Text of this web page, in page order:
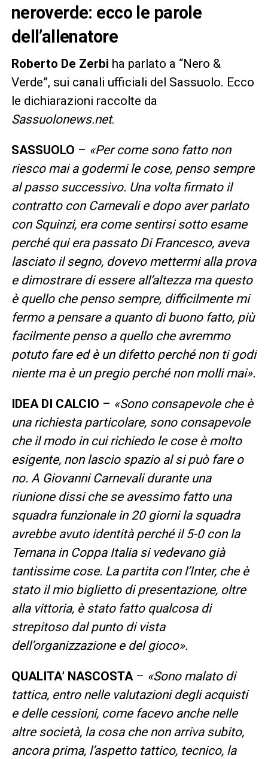
neroverde: ecco le parole
dell’allenatore
Roberto De Zerbi ha parlato a “Nero &
Verde”, sui canali ufficiali del Sassuolo. Ecco
le dichiarazioni raccolte da
Sassuolonews.net.
SASSUOLO – «Per come sono fatto non
riesco mai a godermi le cose, penso sempre
al passo successivo. Una volta firmato il
contratto con Carnevali e dopo aver parlato
con Squinzi, era come sentirsi sotto esame
perché qui era passato Di Francesco, aveva
lasciato il segno, dovevo mettermi alla prova
e dimostrare di essere all’altezza ma questo
è quello che penso sempre, difficilmente mi
fermo a pensare a quanto di buono fatto, più
facilmente penso a quello che avremmo
potuto fare ed è un difetto perché non ti godi
niente ma è un pregio perché non molli mai».
IDEA DI CALCIO – «Sono consapevole che è
una richiesta particolare, sono consapevole
che il modo in cui richiedo le cose è molto
esigente, non lascio spazio al si può fare o
no. A Giovanni Carnevali durante una
riunione dissi che se avessimo fatto una
squadra funzionale in 20 giorni la squadra
avrebbe avuto identità perché il 5-0 con la
Ternana in Coppa Italia si vedevano già
tantissime cose. La partita con l’Inter, che è
stato il mio biglietto di presentazione, oltre
alla vittoria, è stato fatto qualcosa di
strepitoso dal punto di vista
dell’organizzazione e del gioco».
QUALITA’ NASCOSTA– «Sono malato di
tattica, entro nelle valutazioni degli acquisti
e delle cessioni, come facevo anche nelle
altre società, la cosa che non arriva subito,
ancora prima, l’aspetto tattico, tecnico, la